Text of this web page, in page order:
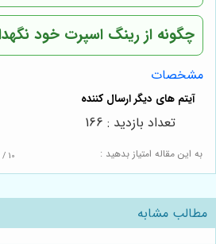
چگونه از رینگ اسپرت خود
مشخصات
به این مقاله امتیاز بدهید : / 10
تعداد بازدید : 166
مطالب مشابه